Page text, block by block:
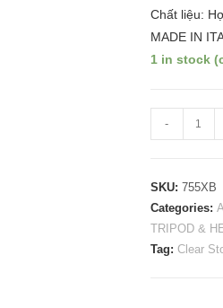
Chất liệu:
MADE IN
1 in stock
máy
755XB
Aluminum
Tripod
quantity
-
SKU: 755XB
Categories:
TRIPOD &
Tag: Clear